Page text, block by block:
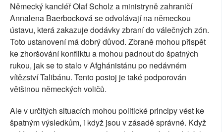
Německý kancléř Olaf Scholz a ministryně zahraničí
Annalena Baerbocková se odvolávají na německou
ústavu, která zakazuje dodávky zbraní do válečných zón.
Toto ustanovení má dobrý důvod. Zbraně mohou přispět
ke zhoršování konfliktu a mohou padnout do špatných
rukou, jak se to stalo v Afghánistánu po nedávném
vítězství Talibánu. Tento postoj je také podporován
většinou německých voličů.
Ale v určitých situacích mohou politické principy vést ke
špatným výsledkům, i když jsou v zásadě správné. Když